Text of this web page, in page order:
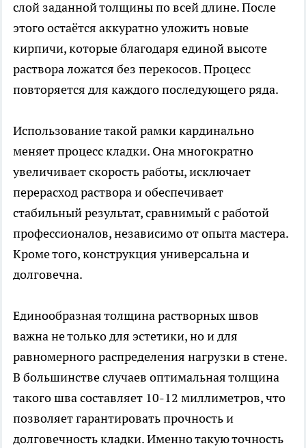
слой заданной толщины по всей длине. После
этого остаётся аккуратно уложить новые
кирпичи, которые благодаря единой высоте
раствора ложатся без перекосов. Процесс
повторяется для каждого последующего ряда.
Использование такой рамки кардинально
меняет процесс кладки. Она многократно
увеличивает скорость работы, исключает
перерасход раствора и обеспечивает
стабильный результат, сравнимый с работой
профессионалов, независимо от опыта мастера.
Кроме того, конструкция универсальна и
долговечна.
Единообразная толщина растворных швов
важна не только для эстетики, но и для
равномерного распределения нагрузки в стене.
В большинстве случаев оптимальная толщина
такого шва составляет 10-12 миллиметров, что
позволяет гарантировать прочность и
долговечность кладки. Именно такую точность